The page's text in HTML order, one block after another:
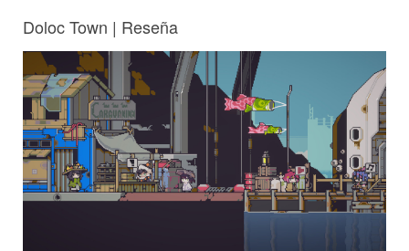
Doloc Town | Reseña